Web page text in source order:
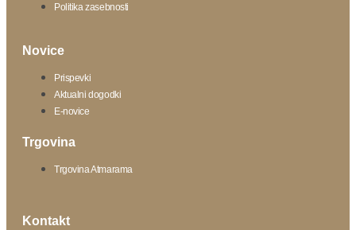
Politika zasebnosti
Novice
Prispevki
Aktualni dogodki
E-novice
Trgovina
Trgovina Atmarama
Kontakt